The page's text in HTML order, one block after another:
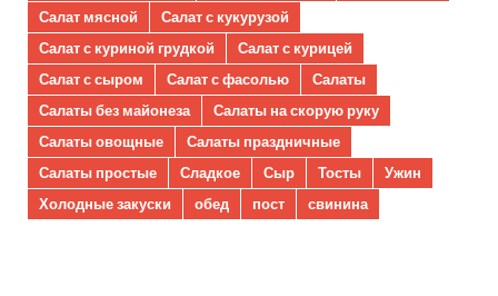
Салат мясной
Салат с кукурузой
Салат с куриной грудкой
Салат с курицей
Салат с сыром
Салат с фасолью
Салаты
Салаты без майонеза
Салаты на скорую руку
Салаты овощные
Салаты праздничные
Салаты простые
Сладкое Сыр Тосты
Ужин
Холодные закуски
обед пост свинина